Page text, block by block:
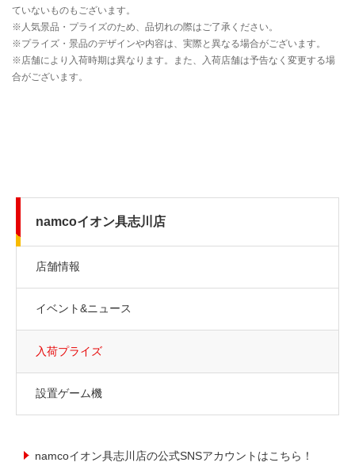
namcoイオン具志川店
店舗情報
イベント&ニュース
入荷プライズ
設置ゲーム機
namcoイオン具志川店の公式SNSアカウントはこちら！